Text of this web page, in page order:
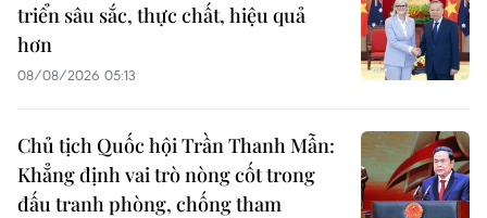
triển sâu sắc, thực chất, hiệu quả
hơn
08/08/2026 05:13
Chủ tịch Quốc hội Trần Thanh Mẫn:
Khẳng định vai trò nòng cốt trong
đấu tranh phòng, chống tham